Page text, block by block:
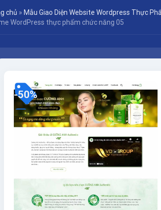
chủ »Mẫu Giao Diện Website Wordpress Thực
WordPress thực phẩm chức năng 05
-50%